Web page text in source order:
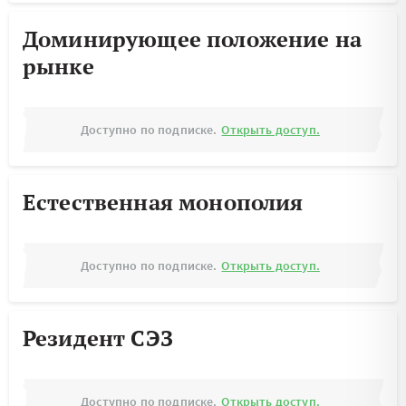
Доминирующее положение на
рынке
Доступно по подписке. Открыть доступ.
Естественная монополия
Доступно по подписке. Открыть доступ.
Резидент СЭЗ
Доступно по подписке. Открыть доступ.